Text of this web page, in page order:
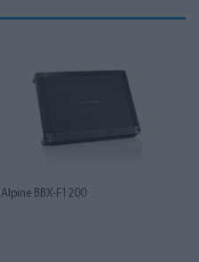
Alpine BBX-F1200